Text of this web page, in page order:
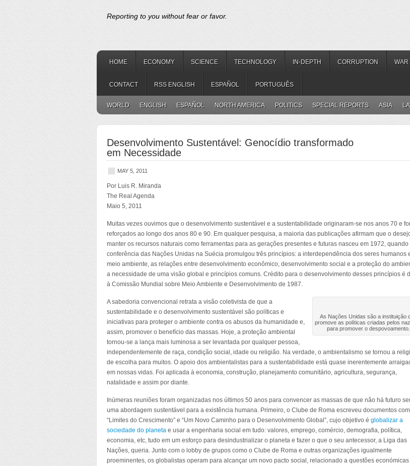
Reporting to you without fear or favor.
HOME ECONOMY SCIENCE TECHNOLOGY IN-DEPTH CORRUPTION WAR
CONTACT RSS ENGLISH ESPAÑOL PORTUGUÊS
WORLD ENGLISH ESPAÑOL NORTH AMERICA POLITICS SPECIAL REPORTS ASIA
Desenvolvimento Sustentável: Genocídio transformado
em Necessidade
MAY 5, 2011
Por Luis R. Miranda
The Real Agenda
Maio 5, 2011
Muitas vezes ouvimos que o desenvolvimento sustentável e a sustentabilidade originaram-se nos anos 70 e
reforçados ao longo dos anos 80 e 90. Em qualquer pesquisa, a maioria das publicações afirmam que o
manter os recursos naturais como ferramentas para as gerações presentes e futuras nasceu em 1972, quando
conferência das Nações Unidas na Suécia promulgou três princípios: a interdependência dos seres humanos
meio ambiente, as relações entre desenvolvimento econômico, desenvolvimento social e a proteção do
a necessidade de uma visão global e princípios comuns. Crédito para o desenvolvimento desses princípios é
à Comissão Mundial sobre Meio Ambiente e Desenvolvimento de 1987.
As Nações Unidas são a instituição
promove as políticas criadas pelos
para promover o despovoamento.
A sabedoria convencional retrata a visão coletivista de que a
sustentabilidade e o desenvolvimento sustentável são políticas e
iniciativas para proteger o ambiente contra os abusos da humanidade e,
assim, promover o benefício das massas. Hoje, a proteção ambiental
tornou-se a lança mais luminosa a ser levantada por qualquer pessoa,
independentemente de raça, condição social, idade ou religião. Na verdade, o ambientalismo se tornou a
de escolha para muitos. O apoio dos ambientalistas para a sustentabilidade está quase inerentemente
em nossas vidas. Foi aplicada à economia, construção, planejamento comunitário, agricultura, segurança,
natalidade e assim por diante.
Inúmeras reuniões foram organizadas nos últimos 50 anos para convencer as massas de que não há futuro
uma abordagem sustentável para a existência humana. Primeiro, o Clube de Roma escreveu documentos
“Limites do Crescimento” e “Um Novo Caminho para o Desenvolvimento Global”, cujo objetivo é globalizar a
sociedade do planeta e usar a engenharia social em tudo: valores, emprego, comércio, demografia, política,
economia, etc, tudo em um esforço para desindustrializar o planeta e fazer o que o seu antecessor, a Liga das
Nações, queria. Junto com o lobby de grupos como o Clube de Roma e outras organizações igualmente
proeminentes, os globalistas operam para alcançar um novo pacto social, relacionado a questões económicas